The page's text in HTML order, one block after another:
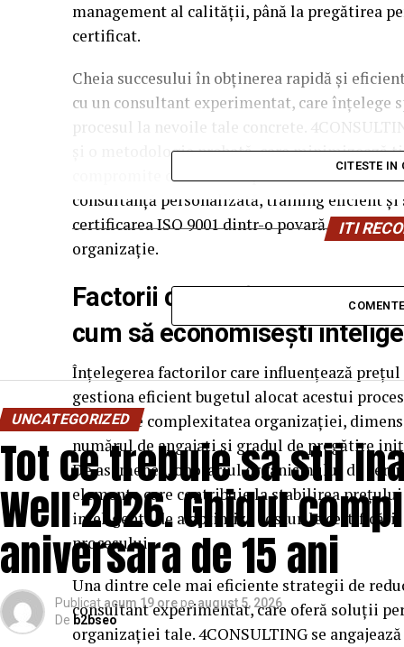
management al calității, până la pregătirea
certificat.
Cheia succesului în obținerea rapidă și
cu un consultant experimentat, care înțelege
procesul la nevoile tale concrete.
și o metodologie probată, care minimizează
compromite calitatea implementării
consultanță personalizată, training eficient și
certificarea ISO 9001 dintr-o povară, într-o
organizație.
Factorii care influențează
cum să economisești
Înțelegerea factorilor care influențează
gestiona eficient bugetul alocat acestui
funcție de complexitatea organizației,
numărul de angajați și gradul de pregătire
De asemenea, onorariul organismului de
elemente care contribuie la stabilirea
inteligente de a optimiza costurile certificării
procesului.
Una dintre cele mai eficiente strategii de
consultant experimentat, care oferă soluții
organizației tale. 4CONSULTING se
CITESTE IN
ITI
UNCATEGORIZED
Tot ce trebuie sa stii
Well 2026. Ghidul
aniversara de 15 ani
Publicat acum 19 ore pe august 5, 2026
De b2bseo